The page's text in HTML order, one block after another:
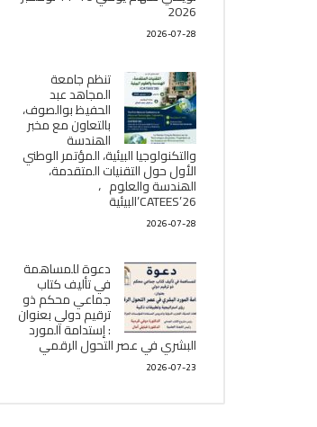
2026
2026-07-28
تنظم جامعة
المجاهد عبد
الحفيظ بوالصوف،
بالتعاون مع مخبر
الھندسة
والتكنولوجيا البیئیة، المؤتمر الوطني
الأول حول التقنيات المتقدمة،
الھندسة والعلوم ،
CATEES’26’البیئية
2026-07-28
دعوة للمساهمة
في تأليف كتاب
جماعي محكم ذو
ترقيم دولي بعنوان
: إستدامة المورد
البشري في عصر التحول الرقمي
2026-07-23